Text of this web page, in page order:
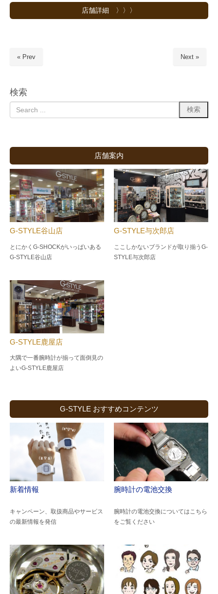
店舗詳細 〉〉〉
« Prev Next »
検索
店舗案内
G-STYLE谷山店
とにかくG-SHOCKがいっぱいある
G-STYLE谷山店
G-STYLE与次郎店
ここしかないブランドが取り揃うG-
STYLE与次郎店
G-STYLE鹿屋店
大隅で一番腕時計が揃って面倒見の
よいG-STYLE鹿屋店
G-STYLE おすすめコンテンツ
新着情報
キャンペーン、取扱商品やサービス
の最新情報を発信
腕時計の電池交換
腕時計の電池交換についてはこちら
をご覧ください